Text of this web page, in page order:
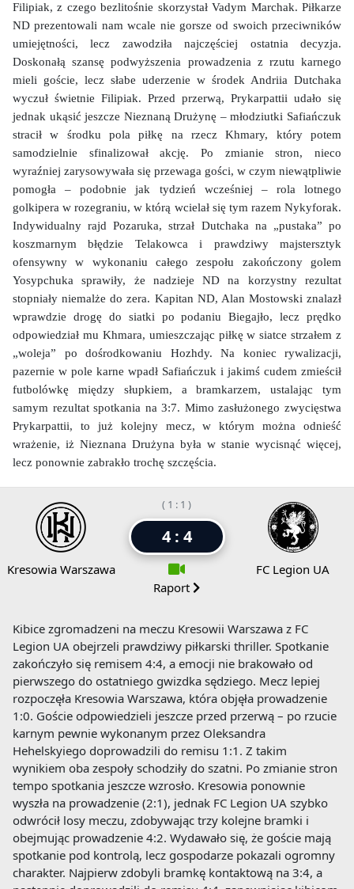
Filipiak, z czego bezlitośnie skorzystał Vadym Marchak. Piłkarze
ND prezentowali nam wcale nie gorsze od swoich przeciwników
umiejętności, lecz zawodziła najczęściej ostatnia decyzja.
Doskonałą szansę podwyższenia prowadzenia z rzutu karnego
mieli goście, lecz słabe uderzenie w środek Andriia Dutchaka
wyczuł świetnie Filipiak. Przed przerwą, Prykarpattii udało się
jednak ukąsić jeszcze Nieznaną Drużynę – młodziutki Safiańczuk
stracił w środku pola piłkę na rzecz Khmary, który potem
samodzielnie sfinalizował akcję. Po zmianie stron, nieco
wyraźniej zarysowywała się przewaga gości, w czym niewątpliwie
pomogła – podobnie jak tydzień wcześniej – rola lotnego
golkipera w rozegraniu, w którą wcielał się tym razem Nykyforak.
Indywidualny rajd Pozaruka, strzał Dutchaka na „pustaka” po
koszmarnym błędzie Telakowca i prawdziwy majstersztyk
ofensywny w wykonaniu całego zespołu zakończony golem
Yosypchuka sprawiły, że nadzieje ND na korzystny rezultat
stopniały niemalże do zera. Kapitan ND, Alan Mostowski znalazł
wprawdzie drogę do siatki po podaniu Biegajło, lecz prędko
odpowiedział mu Khmara, umieszczając piłkę w siatce strzałem z
„woleja” po dośrodkowaniu Hozhdy. Na koniec rywalizacji,
pazernie w pole karne wpadł Safiańczuk i jakimś cudem zmieścił
futbolówkę między słupkiem, a bramkarzem, ustalając tym
samym rezultat spotkania na 3:7. Mimo zasłużonego zwycięstwa
Prykarpattii, to już kolejny mecz, w którym można odnieść
wrażenie, iż Nieznana Drużyna była w stanie wycisnąć więcej,
lecz ponownie zabrakło trochę szczęścia.
Kresowia Warszawa
( 1 : 1 )
4 : 4
Raport
FC Legion UA
Kibice zgromadzeni na meczu Kresowii Warszawa z FC
Legion UA obejrzeli prawdziwy piłkarski thriller. Spotkanie
zakończyło się remisem 4:4, a emocji nie brakowało od
pierwszego do ostatniego gwizdka sędziego. Mecz lepiej
rozpoczęła Kresowia Warszawa, która objęła prowadzenie
1:0. Goście odpowiedzieli jeszcze przed przerwą – po rzucie
karnym pewnie wykonanym przez Oleksandra
Hehelskyiego doprowadzili do remisu 1:1. Z takim
wynikiem oba zespoły schodziły do szatni. Po zmianie stron
tempo spotkania jeszcze wzrosło. Kresowia ponownie
wyszła na prowadzenie (2:1), jednak FC Legion UA szybko
odwrócił losy meczu, zdobywając trzy kolejne bramki i
obejmując prowadzenie 4:2. Wydawało się, że goście mają
spotkanie pod kontrolą, lecz gospodarze pokazali ogromny
charakter. Najpierw zdobyli bramkę kontaktową na 3:4, a